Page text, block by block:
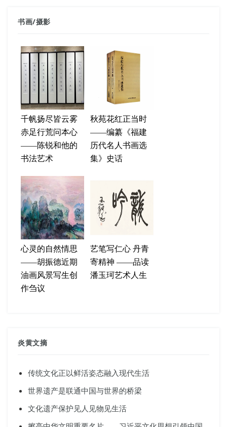
书画/摄影
千帆扬尽皆云雾
赤足行荒问本心
——陈锐和他的
书法艺术
秋苑花红正当时
——编纂《福建
历代名人书画选
集》史话
心灵的自然情思
——胡振德近期
油画风景写生创
作刍议
艺笔写仁心 丹青
寄精神 ——品读
潘玉珂艺术人生
炎黄文摘
传统文化正以鲜活姿态融入现代生活
世界遗产是联通中国与世界的桥梁
文化遗产保护见人见物见生活